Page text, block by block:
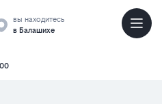
вы находитесь
в Балашихе